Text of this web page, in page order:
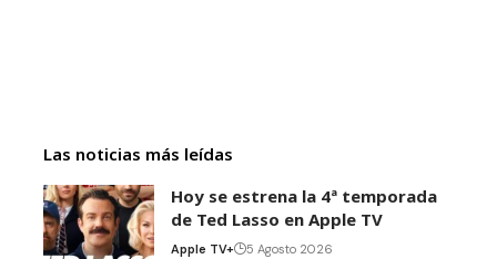
Las noticias más leídas
Hoy se estrena la 4ª temporada
de Ted Lasso en Apple TV
Apple TV+ 5 Agosto 2026